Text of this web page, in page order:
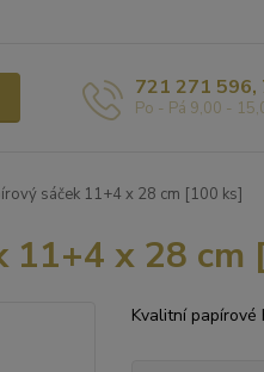
721 271 596,
Po - Pá 9,00 -
sáček 11+4 x 28 cm [100 ks]
11+4 x 28 cm
Kvalitní papírové